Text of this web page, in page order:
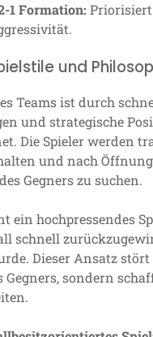
1 Formation:
und
Teams ist durch
und strategische
Die Spieler werden
und nach
Gegners zu suchen.
ein hochpressendes
schnell
Dieser Ansatz
Gegners, sondern